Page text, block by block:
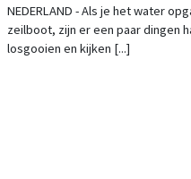
NEDERLAND - Als je het water
zeilboot, zijn er een paar dingen
losgooien en kijken [...]